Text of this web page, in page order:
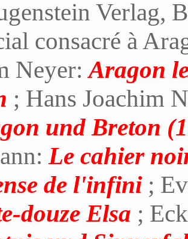
Verlag,
consacré à
Neyer:Aragon
; Hans Joachim
und Breton
Le cahier
de l'infini;
douze Elsa ;